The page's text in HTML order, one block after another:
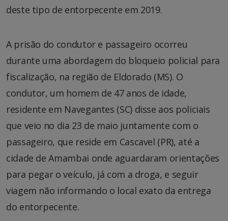
deste tipo de entorpecente em 2019.
A prisão do condutor e passageiro ocorreu
durante uma abordagem do bloqueio policial para
fiscalização, na região de Eldorado (MS). O
condutor, um homem de 47 anos de idade,
residente em Navegantes (SC) disse aos policiais
que veio no dia 23 de maio juntamente com o
passageiro, que reside em Cascavel (PR), até a
cidade de Amambai onde aguardaram orientações
para pegar o veículo, já com a droga, e seguir
viagem não informando o local exato da entrega
do entorpecente.